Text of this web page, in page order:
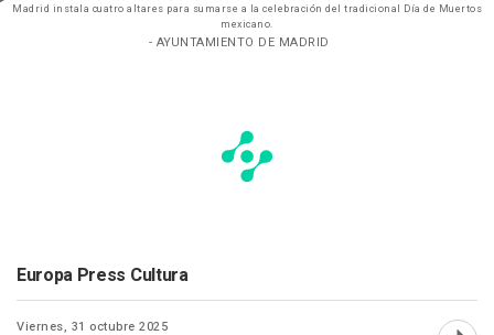
Madrid instala cuatro altares para sumarse a la celebración del tradicional Día de Muertos
mexicano.
- AYUNTAMIENTO DE MADRID
Europa Press Cultura
Viernes, 31 octubre 2025